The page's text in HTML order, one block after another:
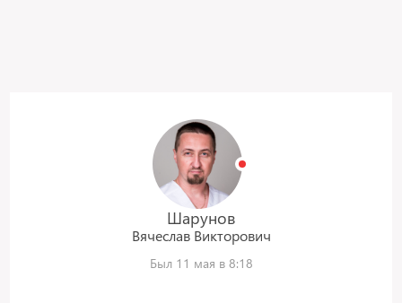
Шарунов
Вячеслав Викторович
Был 11 мая в 8:18